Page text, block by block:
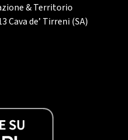
& Territorio
Cava de’ Tirreni (SA)